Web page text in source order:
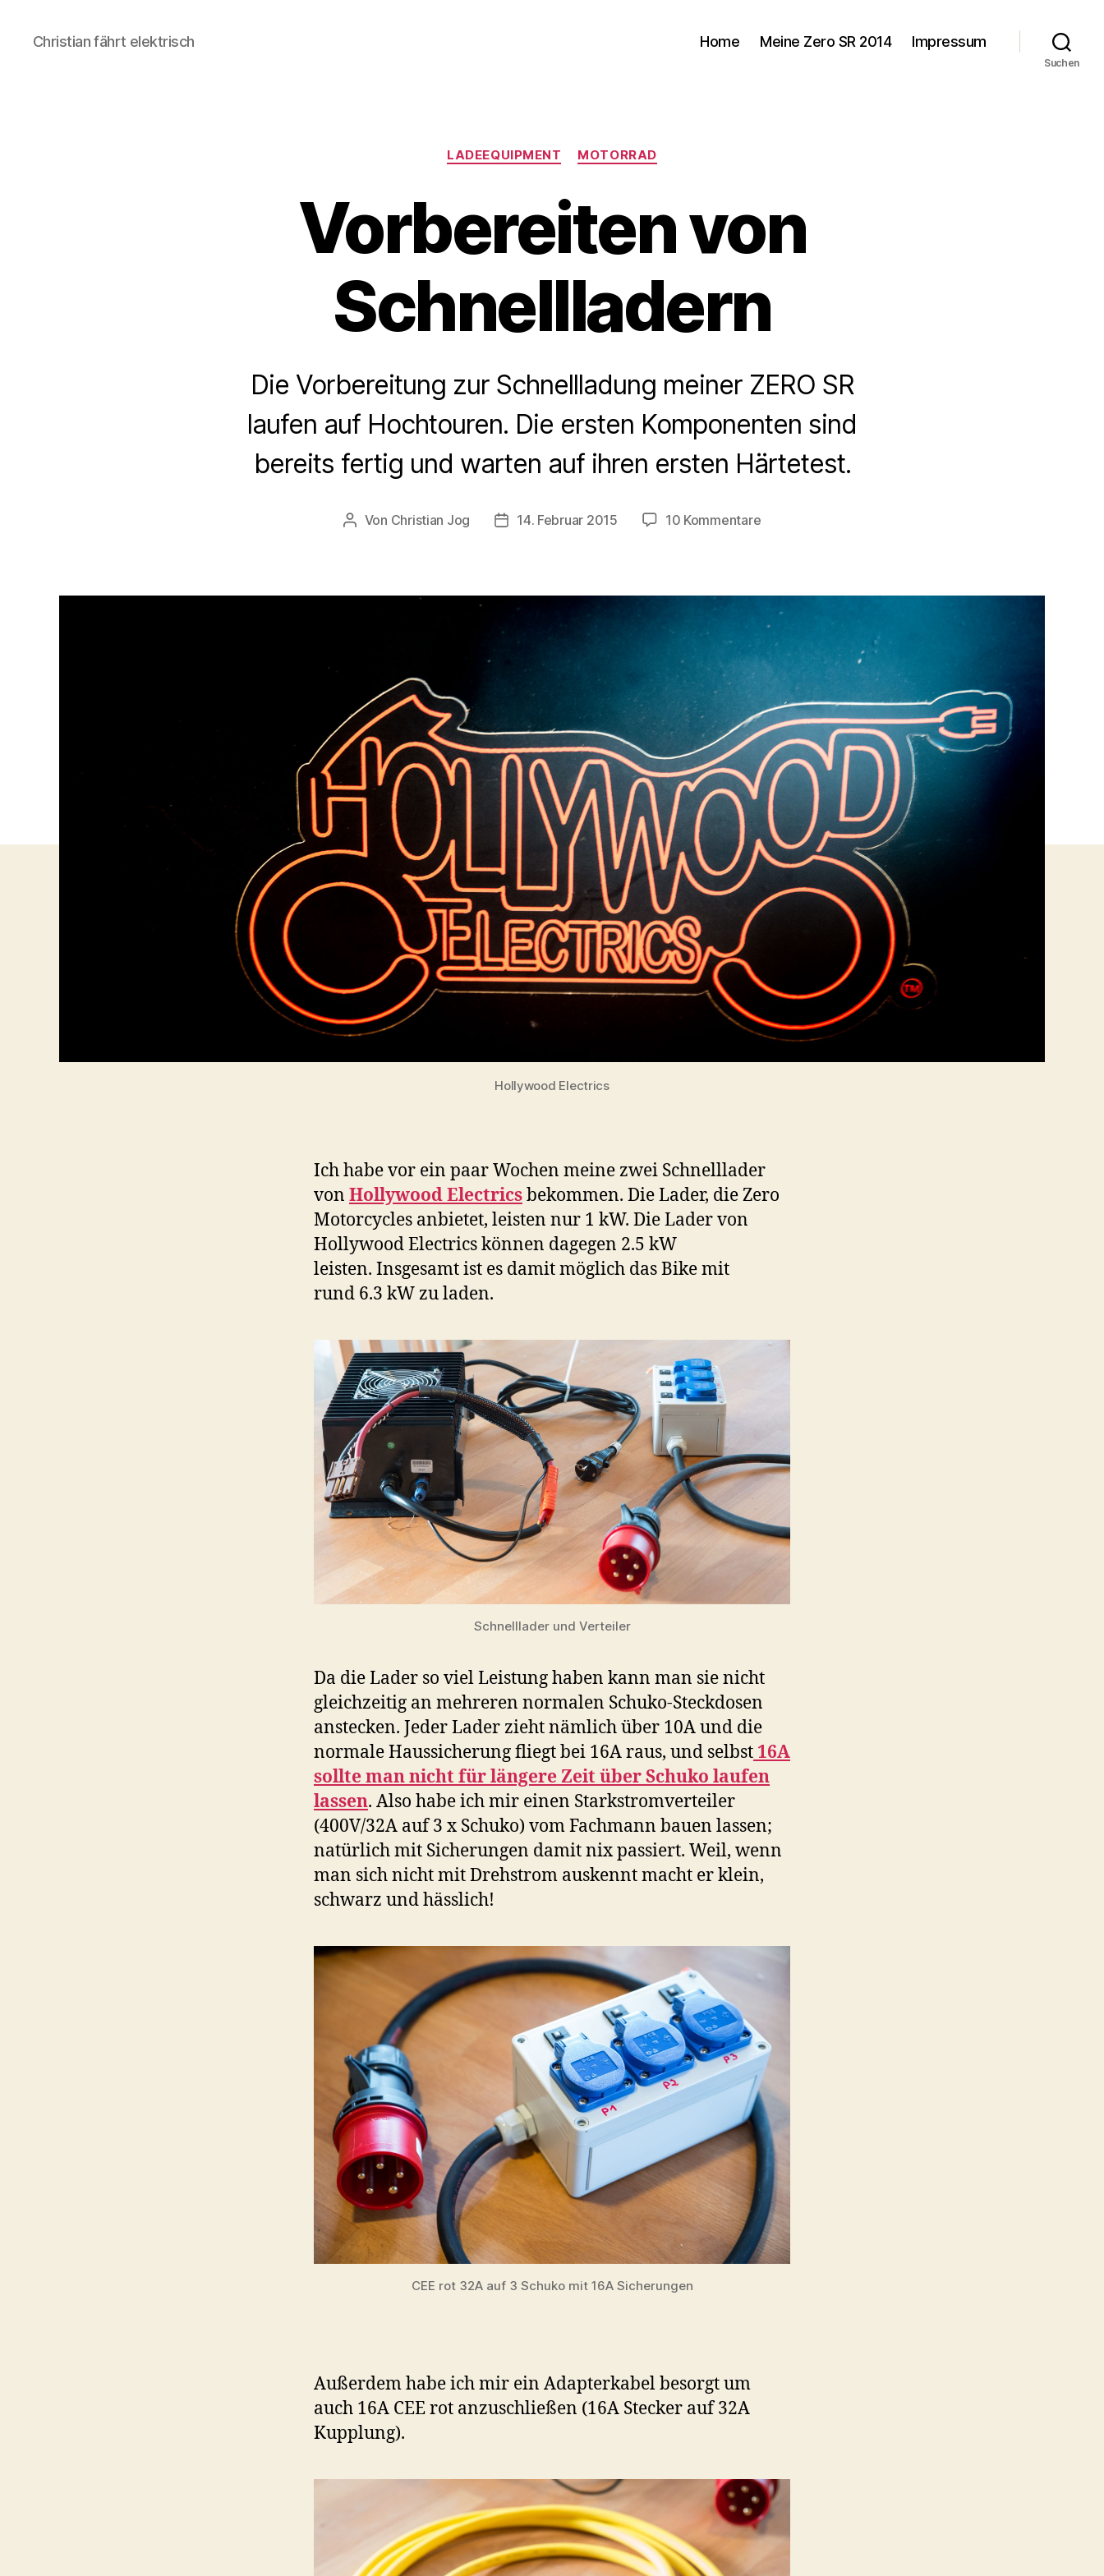
Christian fährt elektrisch Home Meine Zero SR 2014 Impressum
Suchen
Kategorien
LADEEQUIPMENT MOTORRAD
Vorbereiten von
Schnellladern
Die Vorbereitung zur Schnellladung meiner ZERO SR
laufen auf Hochtouren. Die ersten Komponenten sind
bereits fertig und warten auf ihren ersten Härtetest.
Beitragsautor
Von Christian Jog Veröffentlichungsdatum
14. Februar 2015 10 Kommentarezu
Hollywood Electrics
Ich habe vor ein paar Wochen meine zwei Schnelllader
von Hollywood Electricsbekommen. Die Lader, die Zero
Motorcycles anbietet, leisten nur 1 kW. Die Lader von
Hollywood Electrics können dagegen 2.5 kW
leisten. Insgesamt ist es damit möglich das Bike mit
rund 6.3 kW zu laden.
Schnelllader und Verteiler
Da die Lader so viel Leistung haben kann man sie nicht
gleichzeitig an mehreren normalen Schuko-Steckdosen
anstecken. Jeder Lader zieht nämlich über 10A und die
normale Haussicherung fliegt bei 16A raus, und selbst 16A
sollte man nicht für längere Zeit über Schuko laufen
lassen. Also habe ich mir einen Starkstromverteiler
(400V/32A auf 3 x Schuko) vom Fachmann bauen lassen;
natürlich mit Sicherungen damit nix passiert. Weil, wenn
man sich nicht mit Drehstrom auskennt macht er klein,
schwarz und hässlich!
CEE rot 32A auf 3 Schuko mit 16A Sicherungen
Außerdem habe ich mir ein Adapterkabel besorgt um
auch 16A CEE rot anzuschließen (16A Stecker auf 32A
Kupplung).